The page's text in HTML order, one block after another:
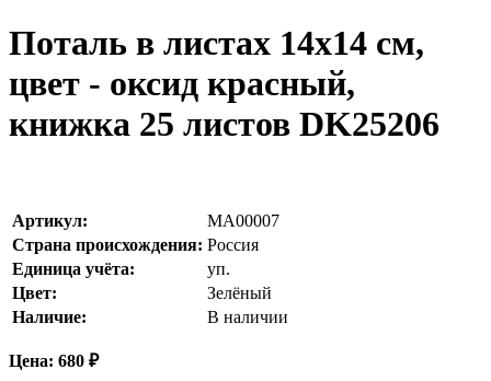
Поталь в листах 14х14 см,
цвет - оксид красный,
книжка 25 листов DK25206
Артикул:
MA00007
Страна происхождения: Россия
Единица учёта:
уп.
Цвет:
Зелёный
Наличие:
В наличии
Цена: 680 ₽